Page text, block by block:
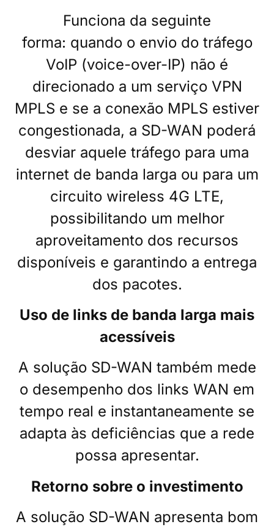
Funciona da seguinte
forma: quando o envio do tráfego
VoIP (voice-over-IP) não é
direcionado a um serviço VPN
MPLS e se a conexão MPLS estiver
congestionada, a SD-WAN poderá
desviar aquele tráfego para uma
internet de banda larga ou para um
circuito wireless 4G LTE,
possibilitando um melhor
aproveitamento dos recursos
disponíveis e garantindo a entrega
dos pacotes.
Uso de links de banda larga mais
acessíveis
A solução SD-WAN também mede
o desempenho dos links WAN em
tempo real e instantaneamente se
adapta às deficiências que a rede
possa apresentar.
Retorno sobre o investimento
A solução SD-WAN apresenta bom